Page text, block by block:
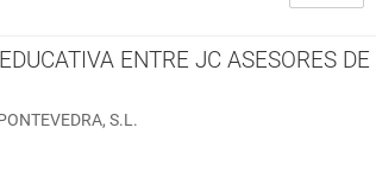
ENTRE JC ASESORES
S.L.